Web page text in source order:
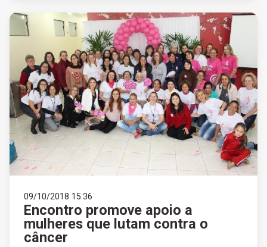
09/10/2018 15:36
Encontro promove apoio a
mulheres que lutam contra o
câncer